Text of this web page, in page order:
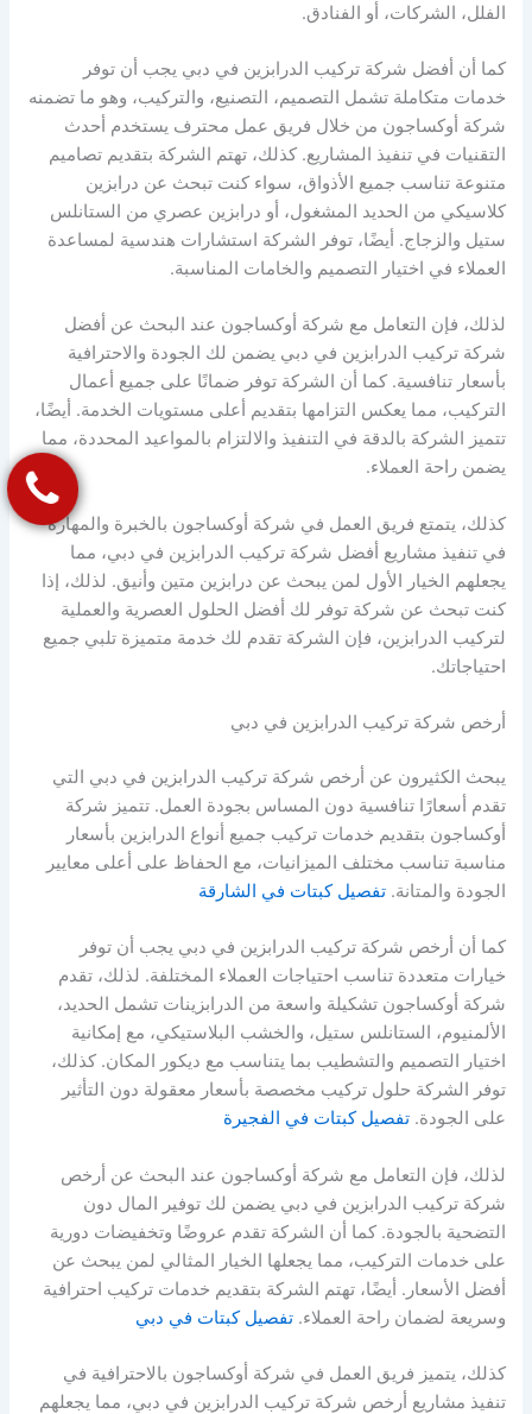
الفلل، الشركات، أو الفنادق.
كما أن أفضل شركة تركيب الدرابزين في دبي يجب أن توفر
خدمات متكاملة تشمل التصميم، التصنيع، والتركيب، وهو ما تضمنه
شركة أوكساجون من خلال فريق عمل محترف يستخدم أحدث
التقنيات في تنفيذ المشاريع. كذلك، تهتم الشركة بتقديم تصاميم
متنوعة تناسب جميع الأذواق، سواء كنت تبحث عن درابزين
كلاسيكي من الحديد المشغول، أو درابزين عصري من الستانلس
ستيل والزجاج. أيضًا، توفر الشركة استشارات هندسية لمساعدة
العملاء في اختيار التصميم والخامات المناسبة.
لذلك، فإن التعامل مع شركة أوكساجون عند البحث عن أفضل
شركة تركيب الدرابزين في دبي يضمن لك الجودة والاحترافية
بأسعار تنافسية. كما أن الشركة توفر ضمانًا على جميع أعمال
التركيب، مما يعكس التزامها بتقديم أعلى مستويات الخدمة. أيضًا،
تتميز الشركة بالدقة في التنفيذ والالتزام بالمواعيد المحددة، مما
يضمن راحة العملاء.
كذلك، يتمتع فريق العمل في شركة أوكساجون بالخبرة والمهارة
في تنفيذ مشاريع أفضل شركة تركيب الدرابزين في دبي، مما
يجعلهم الخيار الأول لمن يبحث عن درابزين متين وأنيق. لذلك، إذا
كنت تبحث عن شركة توفر لك أفضل الحلول العصرية والعملية
لتركيب الدرابزين، فإن الشركة تقدم لك خدمة متميزة تلبي جميع
احتياجاتك.
أرخص شركة تركيب الدرابزين في دبي
يبحث الكثيرون عن أرخص شركة تركيب الدرابزين في دبي التي
تقدم أسعارًا تنافسية دون المساس بجودة العمل. تتميز شركة
أوكساجون بتقديم خدمات تركيب جميع أنواع الدرابزين بأسعار
مناسبة تناسب مختلف الميزانيات، مع الحفاظ على أعلى معايير
الجودة والمتانة.تفصيل كبتات في الشارقة
كما أن أرخص شركة تركيب الدرابزين في دبي يجب أن توفر
خيارات متعددة تناسب احتياجات العملاء المختلفة. لذلك، تقدم
شركة أوكساجون تشكيلة واسعة من الدرابزينات تشمل الحديد،
الألمنيوم، الستانلس ستيل، والخشب البلاستيكي، مع إمكانية
اختيار التصميم والتشطيب بما يتناسب مع ديكور المكان. كذلك،
توفر الشركة حلول تركيب مخصصة بأسعار معقولة دون التأثير
على الجودة.تفصيل كبتات في الفجيرة
لذلك، فإن التعامل مع شركة أوكساجون عند البحث عن أرخص
شركة تركيب الدرابزين في دبي يضمن لك توفير المال دون
التضحية بالجودة. كما أن الشركة تقدم عروضًا وتخفيضات دورية
على خدمات التركيب، مما يجعلها الخيار المثالي لمن يبحث عن
أفضل الأسعار. أيضًا، تهتم الشركة بتقديم خدمات تركيب احترافية
وسريعة لضمان راحة العملاء.تفصيل كبتات في دبي
كذلك، يتميز فريق العمل في شركة أوكساجون بالاحترافية في
تنفيذ مشاريع أرخص شركة تركيب الدرابزين في دبي، مما يجعلهم